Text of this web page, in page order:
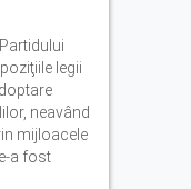
legii
neavând
mijloacele
a fost